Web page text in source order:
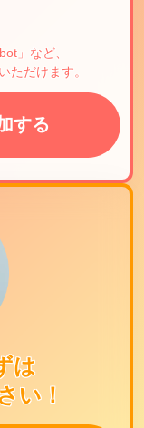
」など、
ただけます。
する
は
い！